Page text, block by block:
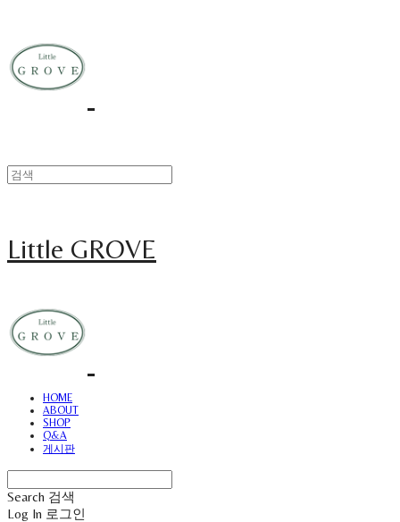
Little GROVE
HOME
ABOUT
SHOP
Q&A
게시판
Search 검색
Log In 로그인